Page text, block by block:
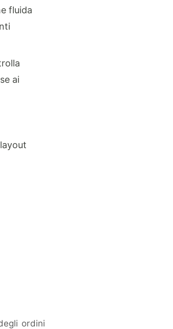
fluida
ai
ordini